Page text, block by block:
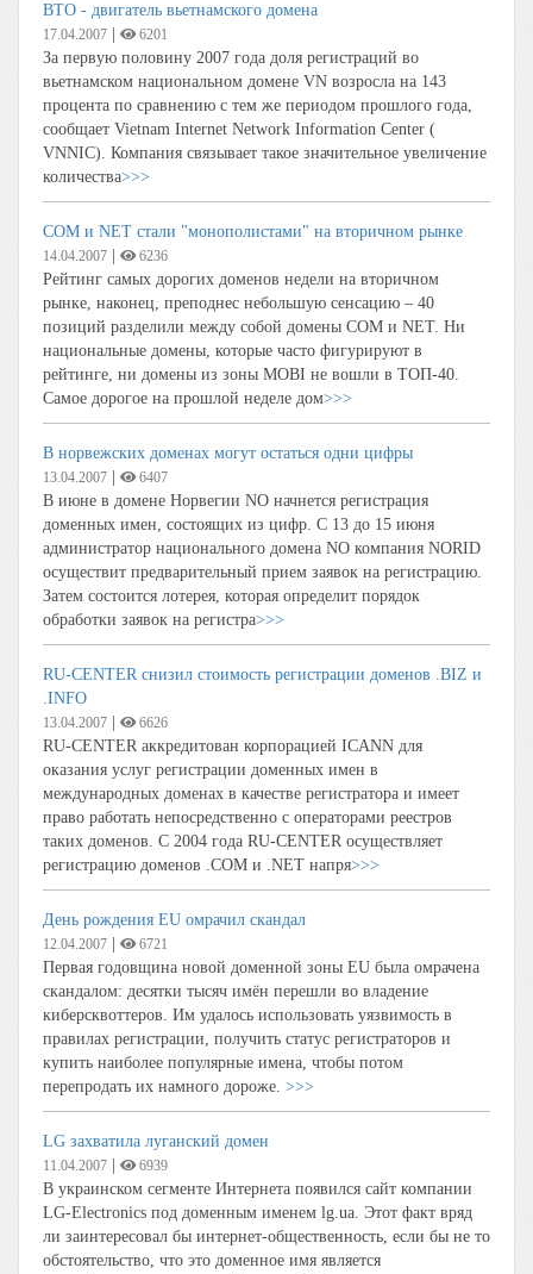
ВТО - двигатель вьетнамского домена
17.04.2007 6201
За первую половину 2007 года доля регистраций во
вьетнамском национальном домене VN возросла на 143
процента по сравнению с тем же периодом прошлого года,
сообщает Vietnam Internet Network Information Center (
VNNIC). Компания связывает такое значительное увеличение
количества>>>
COM и NET стали "монополистами" на вторичном рынке
14.04.2007 6236
Рейтинг самых дорогих доменов недели на вторичном
рынке, наконец, преподнес небольшую сенсацию – 40
позиций разделили между собой домены COM и NET. Ни
национальные домены, которые часто фигурируют в
рейтинге, ни домены из зоны MOBI не вошли в ТОП-40.
Самое дорогое на прошлой неделе дом>>>
В норвежских доменах могут остаться одни цифры
13.04.2007 6407
В июне в домене Норвегии NO начнется регистрация
доменных имен, состоящих из цифр. С 13 до 15 июня
администратор национального домена NO компания NORID
осуществит предварительный прием заявок на регистрацию.
Затем состоится лотерея, которая определит порядок
обработки заявок на регистра>>>
RU-CENTER снизил стоимость регистрации доменов .BIZ и
.INFO
13.04.2007 6626
RU-CENTER аккредитован корпорацией ICANN для
оказания услуг регистрации доменных имен в
международных доменах в качестве регистратора и имеет
право работать непосредственно с операторами реестров
таких доменов. С 2004 года RU-CENTER осуществляет
регистрацию доменов .COM и .NET напря>>>
День рождения EU омрачил скандал
12.04.2007 6721
Первая годовщина новой доменной зоны EU была омрачена
скандалом: десятки тысяч имён перешли во владение
киберсквоттеров. Им удалось использовать уязвимость в
правилах регистрации, получить статус регистраторов и
купить наиболее популярные имена, чтобы потом
перепродать их намного дороже. >>>
LG захватила луганский домен
11.04.2007 6939
В украинском сегменте Интернета появился сайт компании
LG-Electronics под доменным именем lg.ua. Этот факт вряд
ли заинтересовал бы интернет-общественность, если бы не то
обстоятельство, что это доменное имя является